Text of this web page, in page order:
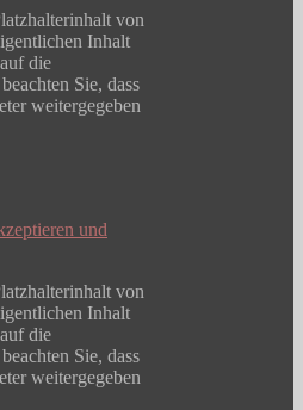
von
Inhalt
die
Sie, dass
weitergegeben
und
von
Inhalt
die
Sie, dass
weitergegeben